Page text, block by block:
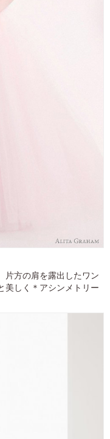
片方の肩を露出したワン
美しく＊アシンメトリー